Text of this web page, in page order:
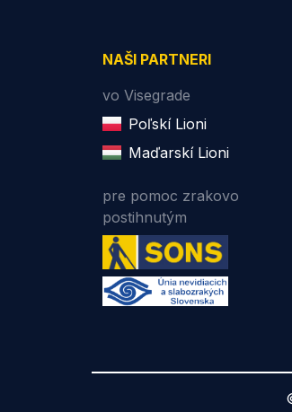
NAŠI PARTNERI
vo Visegrade
Poľskí Lioni
Maďarskí Lioni
pre pomoc zrakovo
postihnutým